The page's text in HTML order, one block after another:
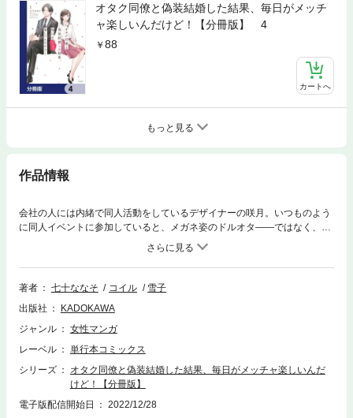
オタク同僚と偽装結婚した結果、毎日がメッチ
ャ楽しいんだけど！【分冊版】 4
88
カートへ
もっと見る
作品情報
会社の人には内緒で同人活動をしているデザイナーの咲月。いつものよう
に同人イベントに参加していると、メガネ姿のドルオタ――ではなく、同
僚の男性社員・滝本さんが！しかも突然プロポーズ!?普通の社会人として
働きながら、プライベートでは趣味を満喫している咲月と滝本さん。そん
な共通点がある二人の結婚生活が楽しくないわけない！超打算的な咲月
と、打算の顔して実は――な滝本さんの偽装結婚のお話。分冊版第9弾。※
複購入にご注意ください。
著者 七十ななそ コイル
雪子
出版社
KADOKAWA
ジャンル
女性マンガ
レーベル
単行本コミックス
シリーズ
オタク同僚と偽装結婚した結果、毎日がメッチャ楽しいんだ
けど！【分冊版】
電子版配信開始日
2022/12/28